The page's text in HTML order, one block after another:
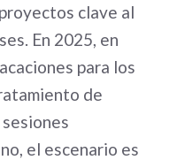
clave al
En 2025, en
para los
de
el escenario es